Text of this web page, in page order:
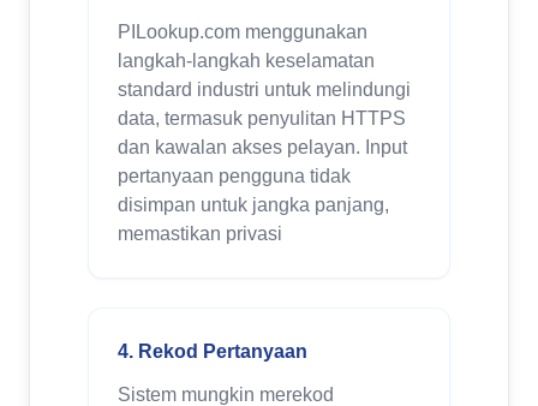
PILookup.com menggunakan
langkah-langkah keselamatan
standard industri untuk melindungi
data, termasuk penyulitan HTTPS
dan kawalan akses pelayan. Input
pertanyaan pengguna tidak
disimpan untuk jangka panjang,
memastikan privasi
4. Rekod Pertanyaan
Sistem mungkin merekod